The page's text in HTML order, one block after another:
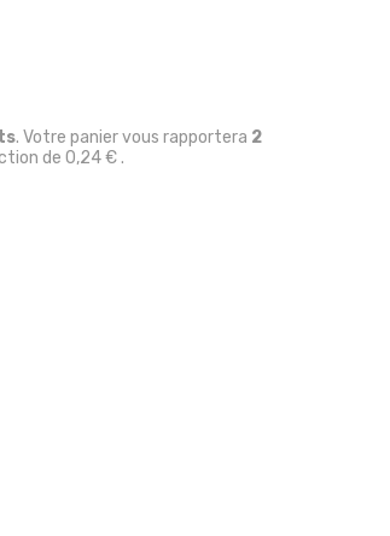
. Votre panier vous rapportera 2
de 0,24 €.